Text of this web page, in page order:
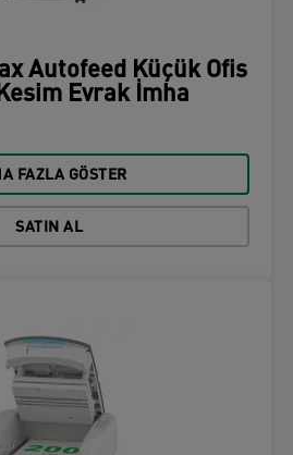
Autofeed Küçük Ofis
Evrak İmha
FAZLA GÖSTER
SATIN AL